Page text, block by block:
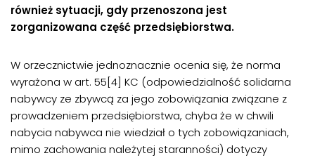
również sytuacji, gdy przenoszona jest
zorganizowana część przedsiębiorstwa.
W orzecznictwie jednoznacznie ocenia się, że norma
wyrażona w art. 55[4] KC (odpowiedzialność solidarna
nabywcy ze zbywcą za jego zobowiązania związane z
prowadzeniem przedsiębiorstwa, chyba że w chwili
nabycia nabywca nie wiedział o tych zobowiązaniach,
mimo zachowania należytej staranności) dotyczy